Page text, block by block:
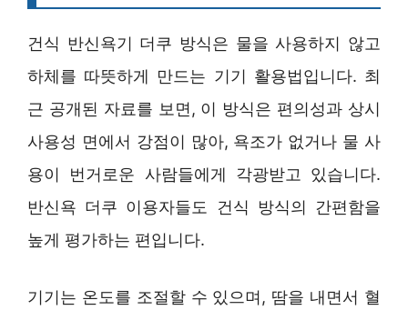
건식 반신욕기 더쿠 방식은 물을 사용하지 않고
하체를 따뜻하게 만드는 기기 활용법입니다. 최
근 공개된 자료를 보면, 이 방식은 편의성과 상시
사용성 면에서 강점이 많아, 욕조가 없거나 물 사
용이 번거로운 사람들에게 각광받고 있습니다.
반신욕 더쿠 이용자들도 건식 방식의 간편함을
높게 평가하는 편입니다.
기기는 온도를 조절할 수 있으며, 땀을 내면서 혈